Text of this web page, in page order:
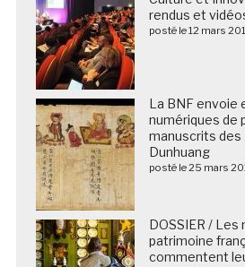
rendus et
posté le 12 mars
La BNF envoie
numériques de
manuscrits
Dunhuang
posté le 25 mars
DOSSIER /
patrimoine
commentent